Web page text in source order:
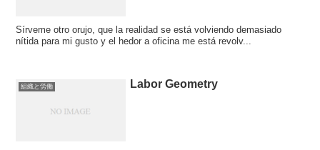
Sírveme otro orujo, que la realidad se está volviendo demasiado
nítida para mi gusto y el hedor a oficina me está revolv...
組織と労働 Labor Geometry